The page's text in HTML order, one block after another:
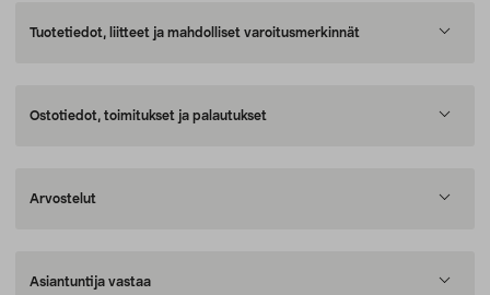
Tuotetiedot, liitteet ja mahdolliset varoitusmerkinnät
Ostotiedot, toimitukset ja palautukset
Arvostelut
Asiantuntija vastaa